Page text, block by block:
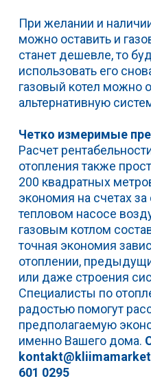
При желании и
можно оставить и
станет дешевле, то
использовать его
газовый котел можно
альтернативную
Четко измеримые
Расчет
отопления также
200 квадратных
экономия на счетах
тепловом насосе
газовым котлом
точная экономия
отоплении,
или даже строения
Специалисты по
радостью помогут
предполагаемую
именно Вашего дома.
601 0295